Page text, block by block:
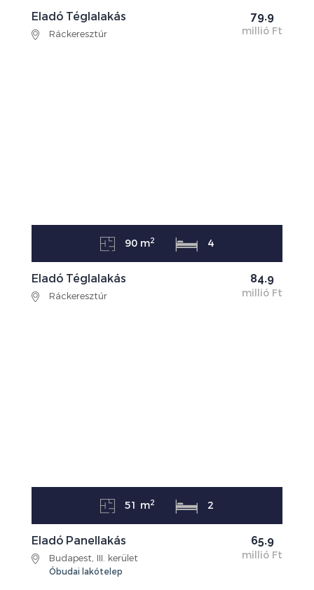
79.9
millió Ft
Eladó Téglalakás
Ráckeresztúr
90 m2 4
84.9
millió Ft
Eladó Téglalakás
Ráckeresztúr
51 m2 2
65.9
millió Ft
Eladó Panellakás
Budapest, III. kerület
Óbudai lakótelep